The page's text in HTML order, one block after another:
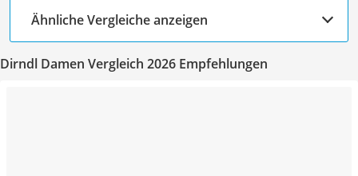
Ähnliche Vergleiche anzeigen
Dirndl Damen Vergleich 2026 Empfehlungen